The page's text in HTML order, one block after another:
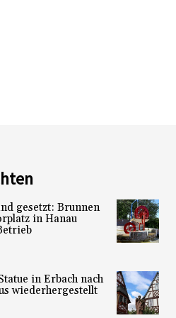
gesetzt: Brunnen
in Hanau
in Erbach nach
wiederhergestellt